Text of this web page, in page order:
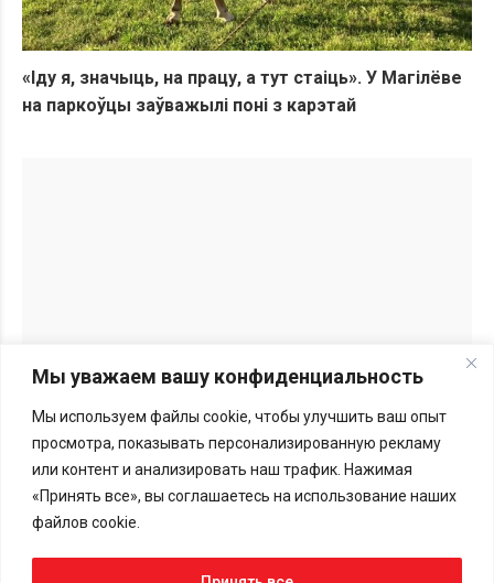
Мы уважаем вашу конфиденциальность
Мы используем файлы cookie, чтобы улучшить ваш опыт
просмотра, показывать персонализированную рекламу
или контент и анализировать наш трафик. Нажимая
«Принять все», вы соглашаетесь на использование наших
файлов cookie.
«Іду я, значыць, на працу, а тут стаіць». У Магілёве
на паркоўцы заўважылі поні з карэтай
Перепечатка материалов BGmedia.site возможна только с
письменного разрешения редакции.
Подробности здесь
Меморандум